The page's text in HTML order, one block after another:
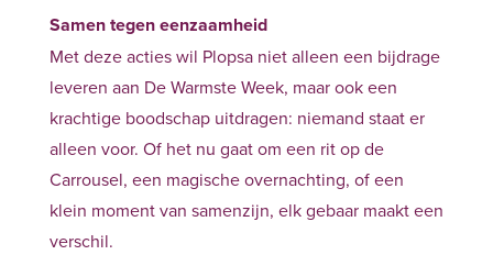
Samen tegen eenzaamheid
Met deze acties wil Plopsa niet alleen een bijdrage
leveren aan De Warmste Week, maar ook een
krachtige boodschap uitdragen: niemand staat er
alleen voor. Of het nu gaat om een rit op de
Carrousel, een magische overnachting, of een
klein moment van samenzijn, elk gebaar maakt een
verschil.